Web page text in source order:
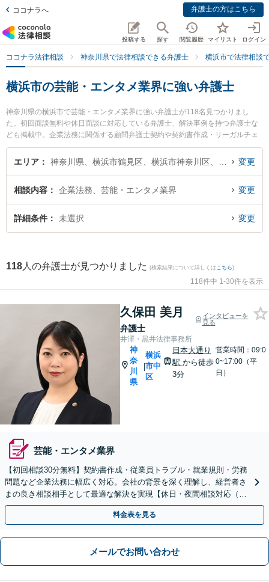
ココナラへ 弁護士の方はこちら
投稿する 探す 閲覧履歴 マイリスト ログイン
ココナラ法律相談 神奈川県で法律相談できる弁護士 横浜市で法律相談
横浜市の芸能・エンタメ業界に強い弁護士
神奈川県の横浜市で芸能・エンタメ業界に強い弁護士が118名見つかりまし
た。初回面談無料や休日面談に対応している弁護士、解決事例を持つ弁護士な
ども掲載中。企業法務に関係する顧問弁護士契約や契約書作成・リーガルチェ
ック、雇用契約書・就業規則作成等の細かな分野での絞り込み検索もでき便利
です。特に井澤・黒井法律事務所の久保田 美月弁護士やベリーベスト法律事務
市で土日や夜間に発生した芸能・エンタメ業界のトラブルを今すぐに弁護士に
相談したい』『芸能・エンタメ業界のトラブル解決の実績豊富な近くの弁護士
を検索したい』『初回相談無料で芸能・エンタメ業界を法律相談できる横浜市
エリア 変更
相談内容 企業法務、芸能・エンタメ業界 変更
詳細条件 未選択 変更
118 人の弁護士が見つかりました (検索結果について詳しくは こちら)
118件中 1-30件を表示
久保田 美月
弁護士
インタビューを
見る
井澤・黒井法律事務所
神
奈
川
県
|
横浜
市中
区
日本大通り
駅 から徒歩
3分
営業時間：09:0
0~17:00（平
日）
芸能・エンタメ業界
【初回相談30分無料】契約書作成・従業員トラブル・就業規則・労務
問題など企業法務に幅広く対応。会社の背景を深く理解し、経営者さ
まの良き相談相手として最適な解決を実現【休日・夜間相談対応（要
予約）】【日本大通り駅3分】
料金表を見る
メールでお問い合わせ